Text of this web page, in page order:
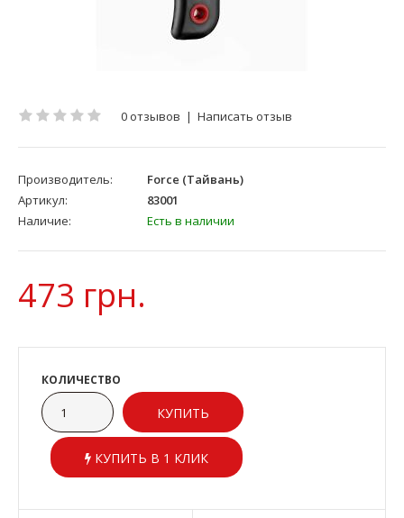
0 отзывов | Написать отзыв
Производитель:
Force (Тайвань)
Артикул:
83001
Наличие:
Есть в наличии
473 грн.
КОЛИЧЕСТВО
КУПИТЬ В 1 КЛИК